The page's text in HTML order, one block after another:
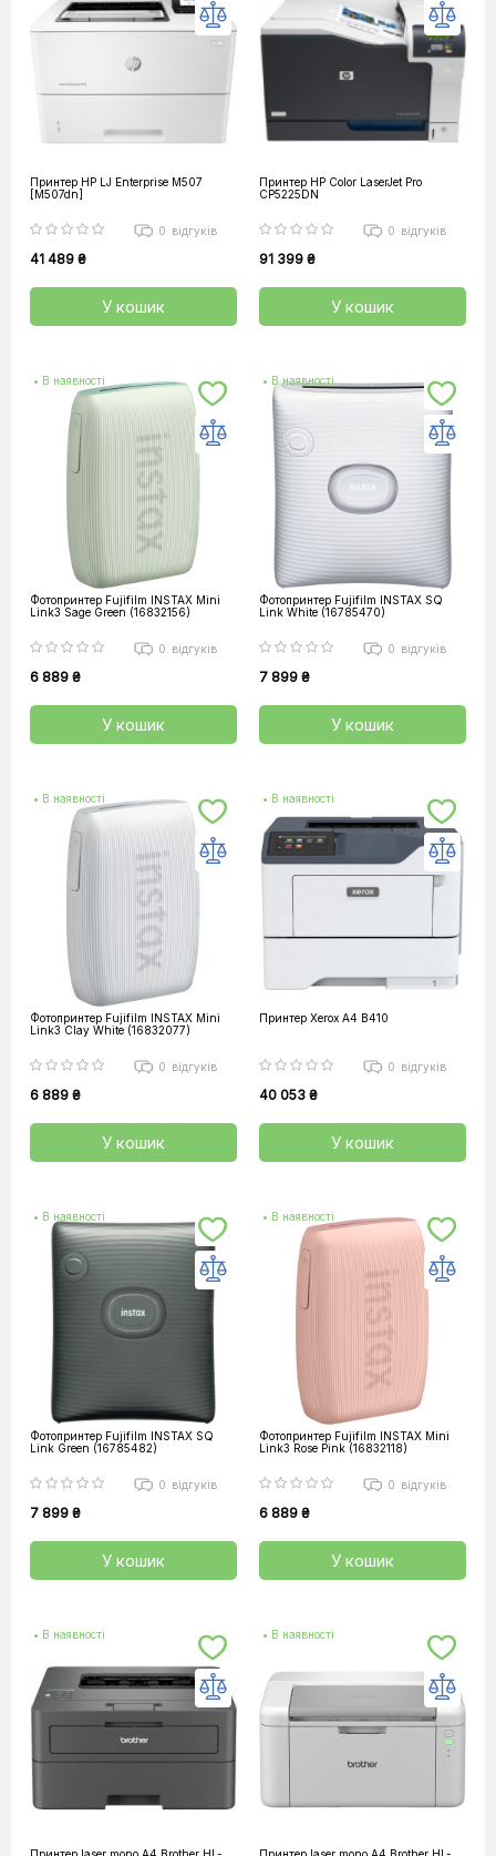
Принтер HP LJ Enterprise M507
[M507dn]
0 відгуків
41 489 ₴
У кошик
Принтер HP Color LaserJet Pro
CP5225DN
0 відгуків
91 399 ₴
У кошик
• В наявності
Фотопринтер Fujifilm INSTAX Mini
Link3 Sage Green (16832156)
0 відгуків
6 889 ₴
У кошик
• В наявності
Фотопринтер Fujifilm INSTAX SQ
Link White (16785470)
0 відгуків
7 899 ₴
У кошик
• В наявності
Фотопринтер Fujifilm INSTAX Mini
Link3 Clay White (16832077)
0 відгуків
6 889 ₴
У кошик
• В наявності
Принтер Xerox А4 B410
0 відгуків
40 053 ₴
У кошик
• В наявності
Фотопринтер Fujifilm INSTAX SQ
Link Green (16785482)
0 відгуків
7 899 ₴
У кошик
• В наявності
Фотопринтер Fujifilm INSTAX Mini
Link3 Rose Pink (16832118)
0 відгуків
6 889 ₴
У кошик
• В наявності • В наявності